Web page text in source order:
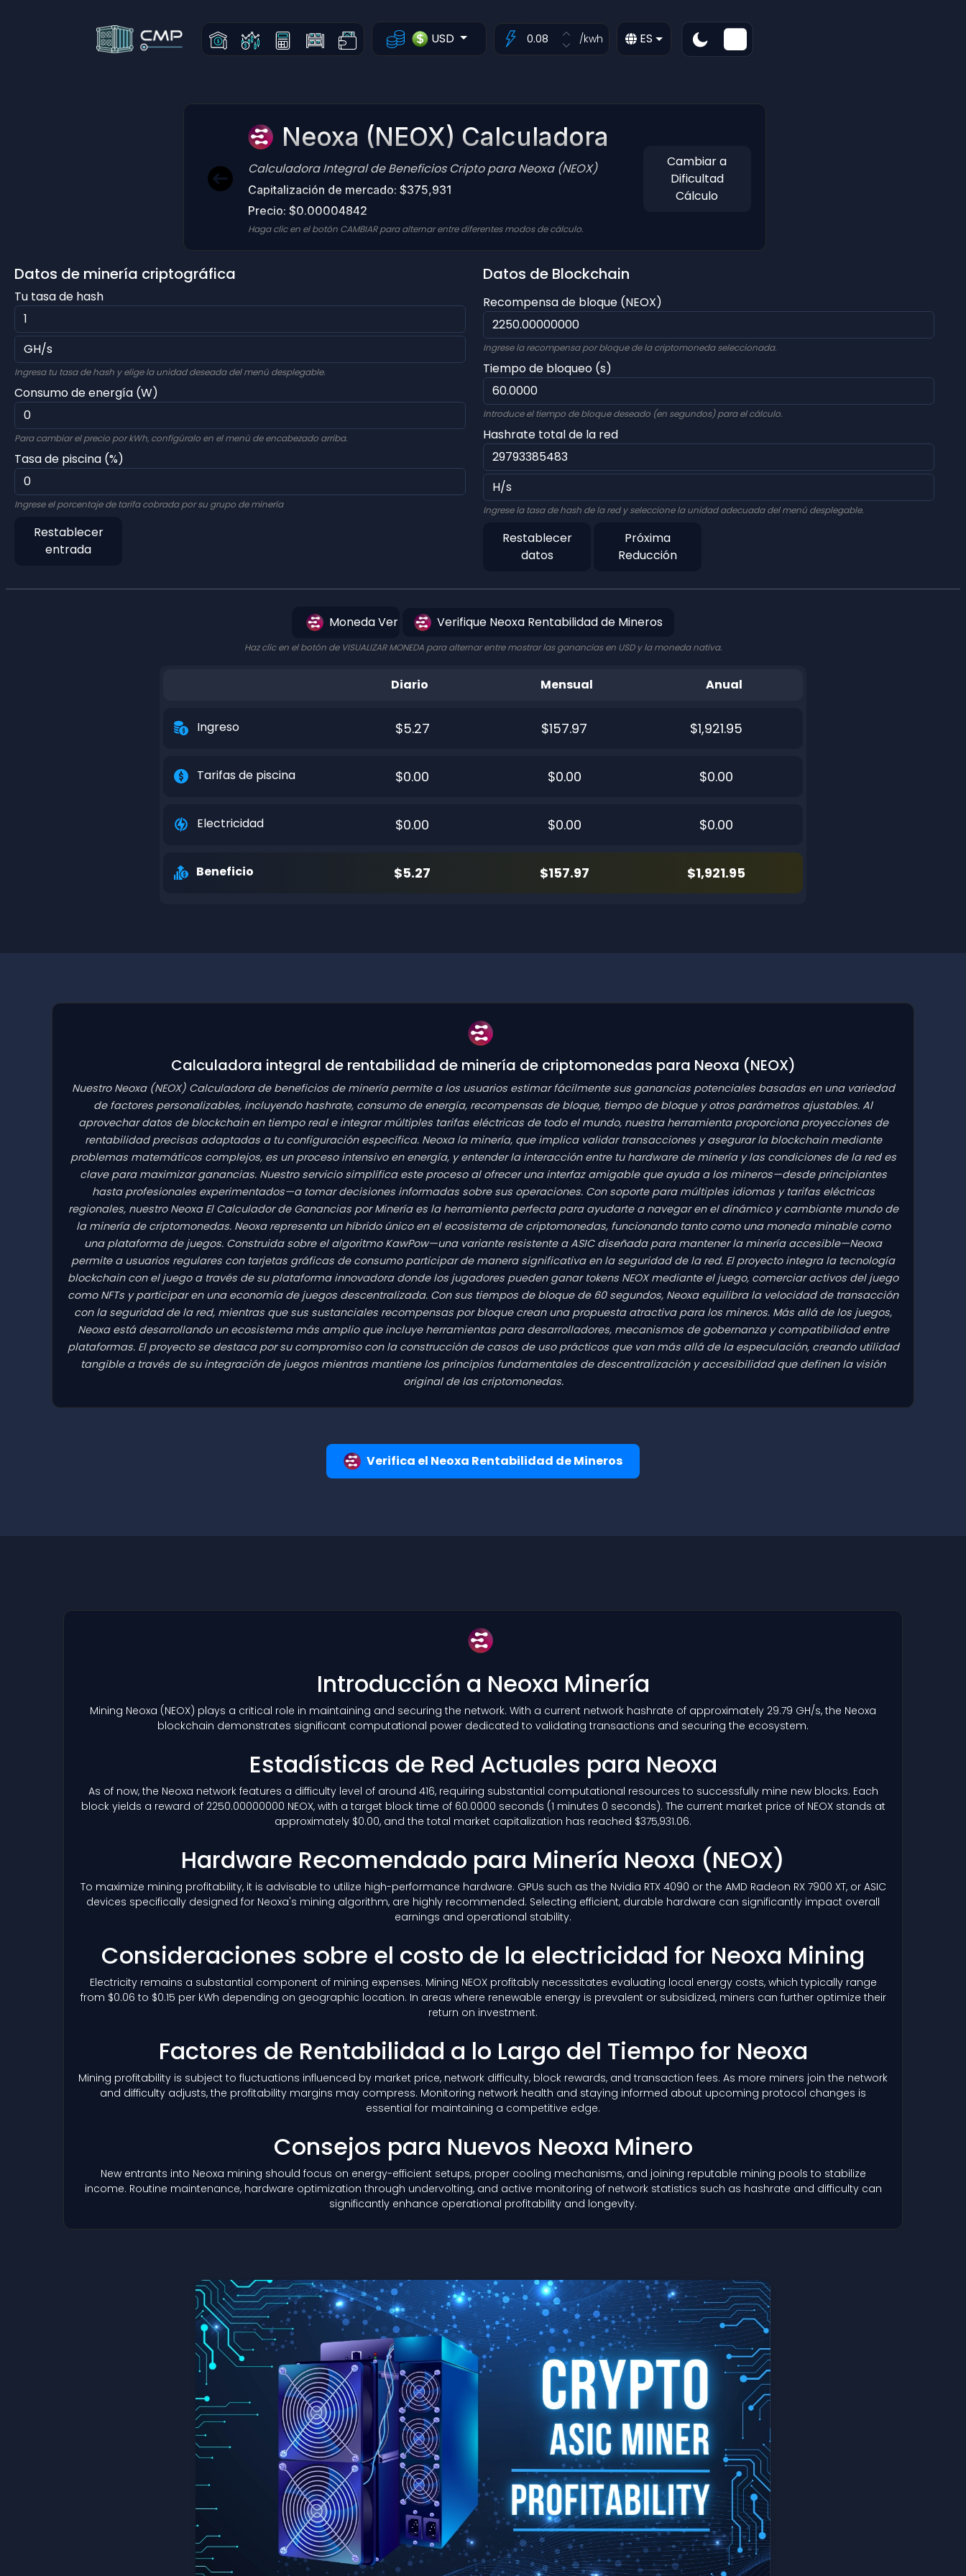
USD /kwh ES
Neoxa (NEOX) Calculadora
Calculadora Integral de Beneficios Cripto para Neoxa (NEOX)
Capitalización de mercado: $375,931
Precio: $0.00004842
Haga clic en el botón CAMBIAR para alternar entre diferentes modos de cálculo.
Cambiar a
Dificultad
Cálculo
Datos de minería criptográfica
Tu tasa de hash
Ingresa tu tasa de hash y elige la unidad deseada del menú desplegable.
Consumo de energía (W)
Para cambiar el precio por kWh, configúralo en el menú de encabezado arriba.
Tasa de piscina (%)
Ingrese el porcentaje de tarifa cobrada por su grupo de minería
Restablecer
entrada
Datos de Blockchain
Recompensa de bloque (NEOX)
Ingrese la recompensa por bloque de la criptomoneda seleccionada.
Tiempo de bloqueo (s)
Introduce el tiempo de bloque deseado (en segundos) para el cálculo.
Hashrate total de la red
Ingrese la tasa de hash de la red y seleccione la unidad adecuada del menú desplegable.
Restablecer
datos
Próxima
Reducción
Moneda Ver Verifique Neoxa Rentabilidad de Mineros
Haz clic en el botón de VISUALIZAR MONEDA para alternar entre mostrar las ganancias en USD y la moneda nativa.
Diario Mensual Anual
Ingreso $5.27 $157.97 $1,921.95
Tarifas de piscina $0.00 $0.00 $0.00
Electricidad $0.00 $0.00 $0.00
Beneficio $5.27 $157.97 $1,921.95
Calculadora integral de rentabilidad de minería de criptomonedas para Neoxa (NEOX)
Nuestro Neoxa (NEOX)Calculadora de beneficios de minería permite a los usuarios estimar fácilmente sus ganancias potenciales basadas en una variedad
de factores personalizables, incluyendo hashrate, consumo de energía, recompensas de bloque, tiempo de bloque y otros parámetros ajustables. Al
aprovechar datos de blockchain en tiempo real e integrar múltiples tarifas eléctricas de todo el mundo, nuestra herramienta proporciona proyecciones de
rentabilidad precisas adaptadas a tu configuración específica. Neoxa la minería, que implica validar transacciones y asegurar la blockchain mediante
problemas matemáticos complejos, es un proceso intensivo en energía, y entender la interacción entre tu hardware de minería y las condiciones de la red es
clave para maximizar ganancias. Nuestro servicio simplifica este proceso al ofrecer una interfaz amigable que ayuda a los mineros—desde principiantes
hasta profesionales experimentados—a tomar decisiones informadas sobre sus operaciones. Con soporte para múltiples idiomas y tarifas eléctricas
regionales, nuestro Neoxa El Calculador de Ganancias por Minería es la herramienta perfecta para ayudarte a navegar en el dinámico y cambiante mundo de
la minería de criptomonedas. Neoxa representa un híbrido único en el ecosistema de criptomonedas, funcionando tanto como una moneda minable como
una plataforma de juegos. Construida sobre el algoritmo KawPow—una variante resistente a ASIC diseñada para mantener la minería accesible—Neoxa
permite a usuarios regulares con tarjetas gráficas de consumo participar de manera significativa en la seguridad de la red. El proyecto integra la tecnología
blockchain con el juego a través de su plataforma innovadora donde los jugadores pueden ganar tokens NEOX mediante el juego, comerciar activos del juego
como NFTs y participar en una economía de juegos descentralizada. Con sus tiempos de bloque de 60 segundos, Neoxa equilibra la velocidad de transacción
con la seguridad de la red, mientras que sus sustanciales recompensas por bloque crean una propuesta atractiva para los mineros. Más allá de los juegos,
Neoxa está desarrollando un ecosistema más amplio que incluye herramientas para desarrolladores, mecanismos de gobernanza y compatibilidad entre
plataformas. El proyecto se destaca por su compromiso con la construcción de casos de uso prácticos que van más allá de la especulación, creando utilidad
tangible a través de su integración de juegos mientras mantiene los principios fundamentales de descentralización y accesibilidad que definen la visión
original de las criptomonedas.
Verifica el Neoxa Rentabilidad de Mineros
Introducción a Neoxa Minería
Mining Neoxa (NEOX) plays a critical role in maintaining and securing the network. With a current network hashrate of approximately 29.79 GH/s, the Neoxa
blockchain demonstrates significant computational power dedicated to validating transactions and securing the ecosystem.
Estadísticas de Red Actuales para Neoxa
As of now, the Neoxa network features a difficulty level of around 416, requiring substantial computational resources to successfully mine new blocks. Each
block yields a reward of 2250.00000000 NEOX, with a target block time of 60.0000 seconds (1 minutes 0 seconds). The current market price of NEOX stands at
approximately $0.00, and the total market capitalization has reached $375,931.06.
Hardware Recomendado para Minería Neoxa (NEOX)
To maximize mining profitability, it is advisable to utilize high-performance hardware. GPUs such as the Nvidia RTX 4090 or the AMD Radeon RX 7900 XT, or ASIC
devices specifically designed for Neoxa's mining algorithm, are highly recommended. Selecting efficient, durable hardware can significantly impact overall
earnings and operational stability.
Consideraciones sobre el costo de la electricidad for Neoxa Mining
Electricity remains a substantial component of mining expenses. Mining NEOX profitably necessitates evaluating local energy costs, which typically range
from $0.06 to $0.15 per kWh depending on geographic location. In areas where renewable energy is prevalent or subsidized, miners can further optimize their
return on investment.
Factores de Rentabilidad a lo Largo del Tiempo for Neoxa
Mining profitability is subject to fluctuations influenced by market price, network difficulty, block rewards, and transaction fees. As more miners join the network
and difficulty adjusts, the profitability margins may compress. Monitoring network health and staying informed about upcoming protocol changes is
essential for maintaining a competitive edge.
Consejos para Nuevos Neoxa Minero
New entrants into Neoxa mining should focus on energy-efficient setups, proper cooling mechanisms, and joining reputable mining pools to stabilize
income. Routine maintenance, hardware optimization through undervolting, and active monitoring of network statistics such as hashrate and difficulty can
significantly enhance operational profitability and longevity.